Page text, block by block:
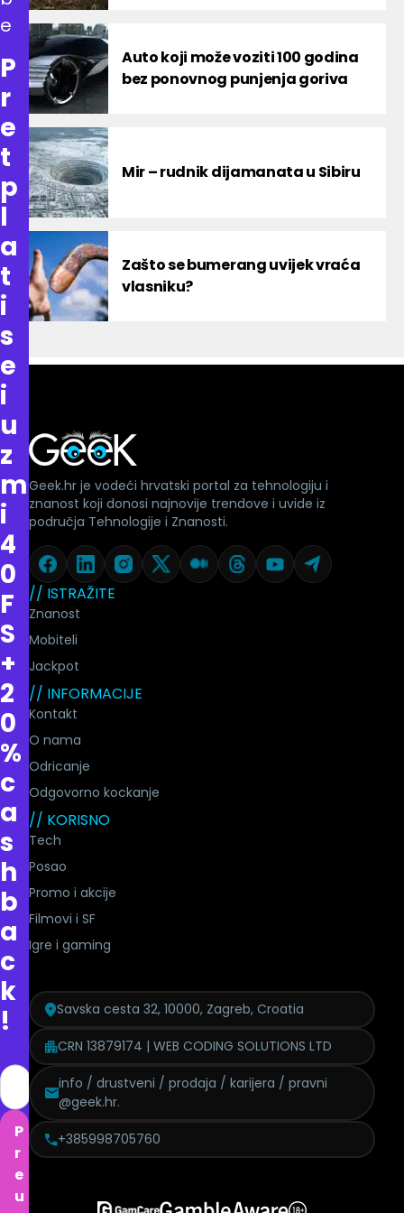
Auto koji može voziti 100 godina
bez ponovnog punjenja goriva
Mir – rudnik dijamanata u Sibiru
Zašto se bumerang uvijek vraća
vlasniku?
e
P
r
e
t
p
l
a
t
i
s
e
i
u
z
m
i
4
0
F
S
+
2
0
%
c
a
s
h
b
a
c
k
!
P
r
e
u
// ISTRAŽITE
Znanost
Mobiteli
Jackpot
// INFORMACIJE
Kontakt
O nama
Odricanje
Odgovorno kockanje
// KORISNO
Tech
Posao
Promo i akcije
Filmovi i SF
Igre i gaming
Geek.hr je vodeći hrvatski portal za tehnologiju i
znanost koji donosi najnovije trendove i uvide iz
područja Tehnologije i Znanosti.
Savska cesta 32, 10000, Zagreb, Croatia
CRN 13879174 | WEB CODING SOLUTIONS LTD
info / drustveni / prodaja / karijera / pravni
@geek.hr.
+385998705760